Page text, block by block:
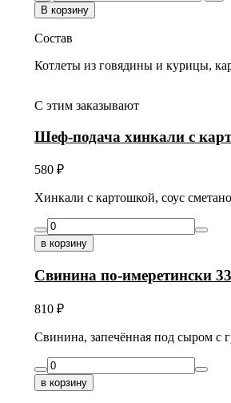
В корзину
Состав
Котлеты из говядины и курицы,
С этим заказывают
Шеф-подача хинкали с
580 ₽
Хинкали с картошкой, соус
в корзину
Свинина по-имеретински
810 ₽
Свинина, запечённая под сыром с
в корзину